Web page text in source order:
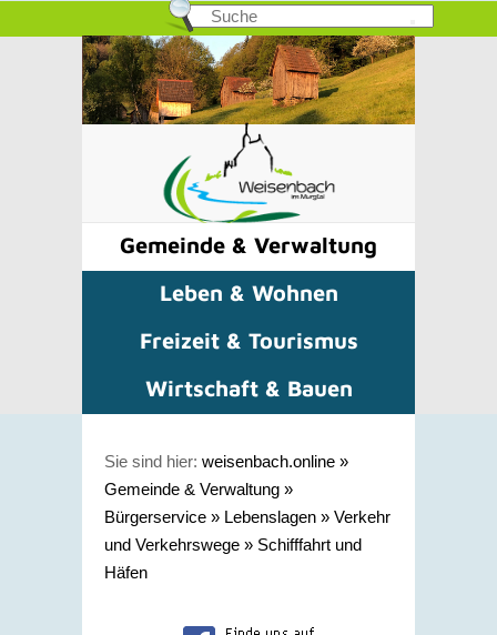
Gemeinde & Verwaltung
Leben & Wohnen
Freizeit & Tourismus
Wirtschaft & Bauen
Sie sind hier: weisenbach.online »
Gemeinde & Verwaltung »
Bürgerservice » Lebenslagen » Verkehr
und Verkehrswege » Schifffahrt und
Häfen